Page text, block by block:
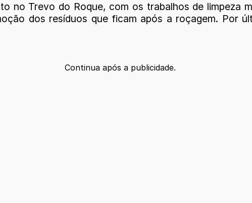
no Trevo do Roque, com os trabalhos de limpeza
dos resíduos que ficam após a roçagem. Por
Continua após a publicidade.